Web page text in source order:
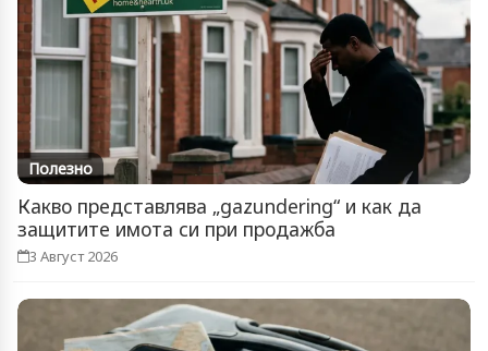
Полезно
Какво представлява „gazundering“ и как да
защитите имота си при продажба
3 Август 2026